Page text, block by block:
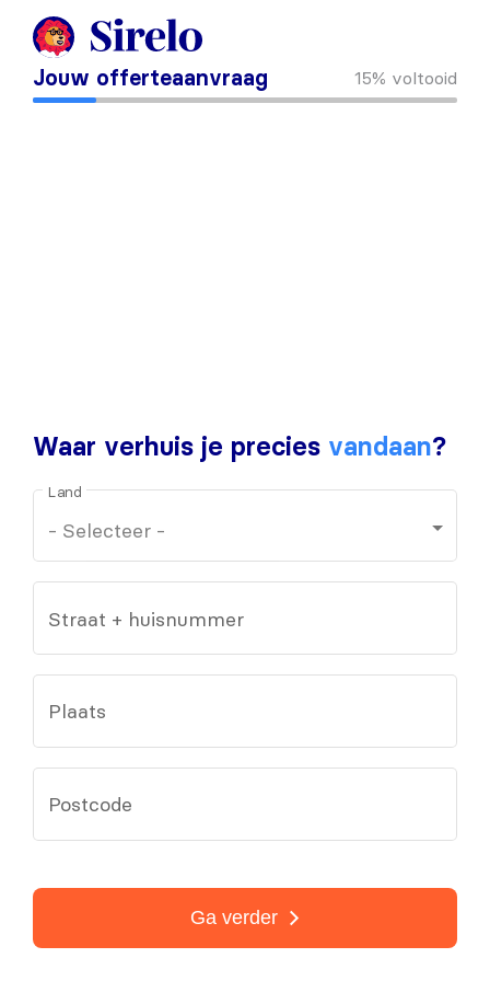
Jouw offerteaanvraag 15% voltooid
Waar verhuis je precies vandaan?
Land
Straat + huisnummer
Plaats
Postcode
Ga verder